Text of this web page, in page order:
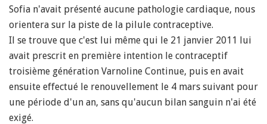
Sofia n'avait présenté aucune pathologie cardiaque, nous
orientera sur la piste de la pilule contraceptive.
Il se trouve que c'est lui même qui le 21 janvier 2011 lui
avait prescrit en première intention le contraceptif
troisième génération Varnoline Continue, puis en avait
ensuite effectué le renouvellement le 4 mars suivant pour
une période d'un an, sans qu'aucun bilan sanguin n'ai été
exigé.